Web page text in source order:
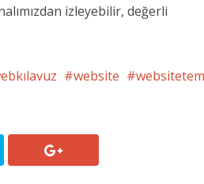
izleyebilir, değerli
website